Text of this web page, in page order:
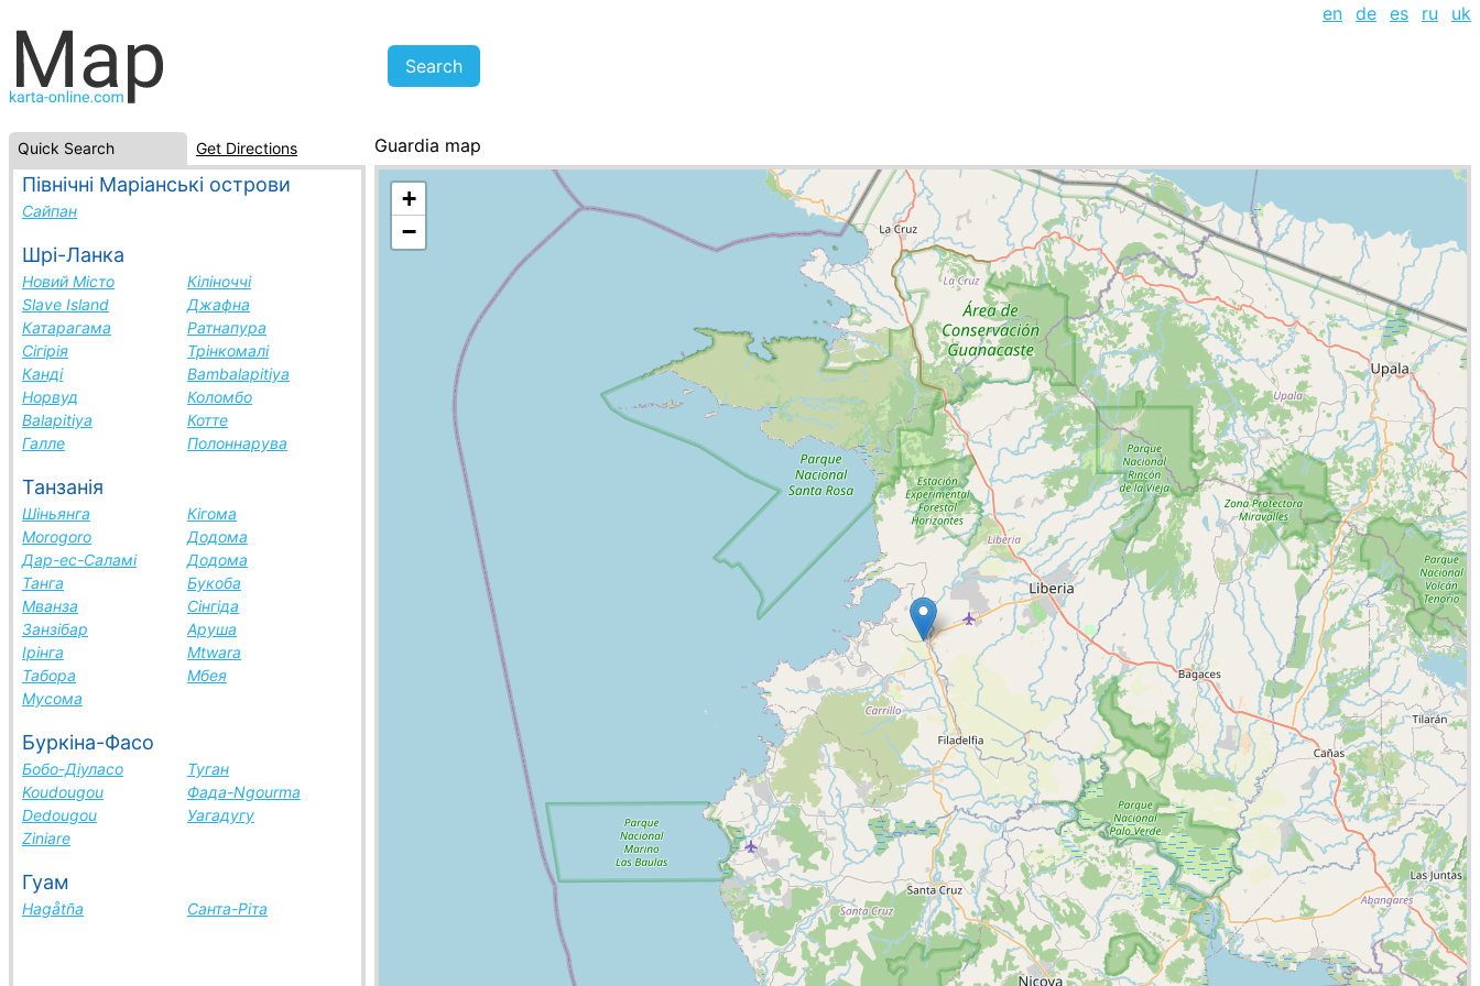
en de es ru uk
Quick Search Get Directions
Північні Маріанські острови
Сайпан
Шрі-Ланка
Новий Місто
Кіліноччі
Slave Island
Джафна
Катарагама
Ратнапура
Сігірія
Трінкомалі
Канді
Bambalapitiya
Норвуд
Коломбо
Balapitiya
Котте
Галле
Полоннарува
Танзанія
Шіньянга
Кігома
Morogoro
Додома
Дар-ес-Саламі
Додома
Танга
Букоба
Мванза
Сінгіда
Занзібар
Аруша
Ірінга
Mtwara
Табора
Мбея
Мусома
Буркіна-Фасо
Бобо-Діуласо
Туган
Koudougou
Фада-Ngourma
Dedougou
Уагадугу
Ziniare
Гуам
Hagåtña Санта-Ріта
Guardia map
Costa Rica, cities list
+
−